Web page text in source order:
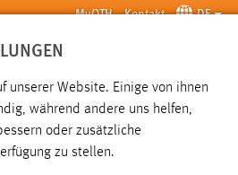
MyOTH Kontakt DE
SUCHE
BEWERBEN
unserer Website. Einige von ihnen
während andere uns helfen,
oder zusätzliche
zu stellen.